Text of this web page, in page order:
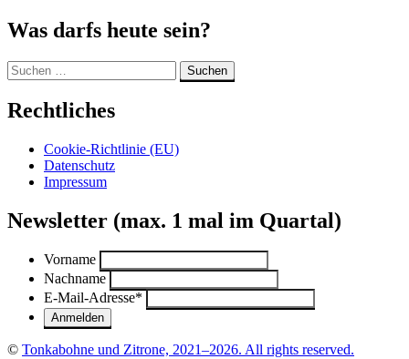
Was darfs heute sein?
Suchen
nach:
Rechtliches
Cookie-Richtlinie (EU)
Datenschutz
Impressum
Newsletter (max. 1 mal im Quartal)
Vorname
Nachname
E-Mail-Adresse*
© Tonkabohne und Zitrone, 2021–2026. All rights reserved.